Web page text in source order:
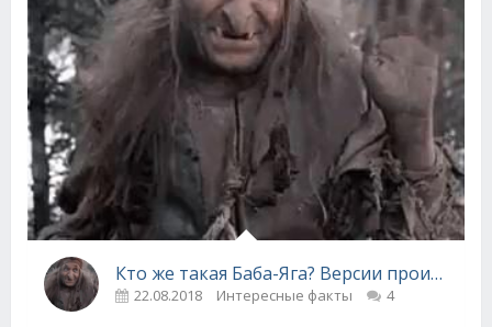
Кто же такая Баба-Яга? Версии происхождения
22.08.2018 Интересные факты 4